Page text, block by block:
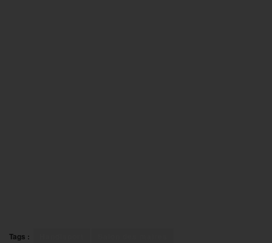
Tags :